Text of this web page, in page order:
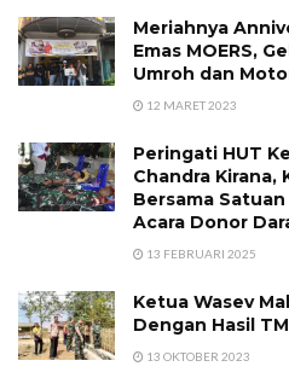
Meriahnya
Emas MOERS,
Umroh dan
12 MARET 2023
Peringati HUT
Chandra Kirana,
Bersama
Acara Donor
13 FEBRUARI 2025
Ketua Wasev
Dengan Hasil
13 OKTOBER 2023